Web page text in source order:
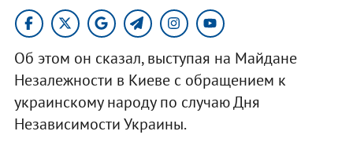
Об этом он сказал, выступая на Майдане
Незалежности в Киеве с обращением к
украинскому народу по случаю Дня
Независимости Украины.